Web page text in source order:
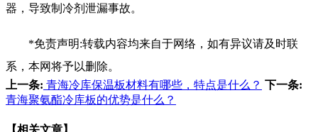
器，导致制冷剂泄漏事故。
*免责声明:转载内容均来自于网络，如有异议请及时联
系，本网将予以删除。
上一条: 青海冷库保温板材料有哪些，特点是什么？ 下一条:
青海聚氨酯冷库板的优势是什么？